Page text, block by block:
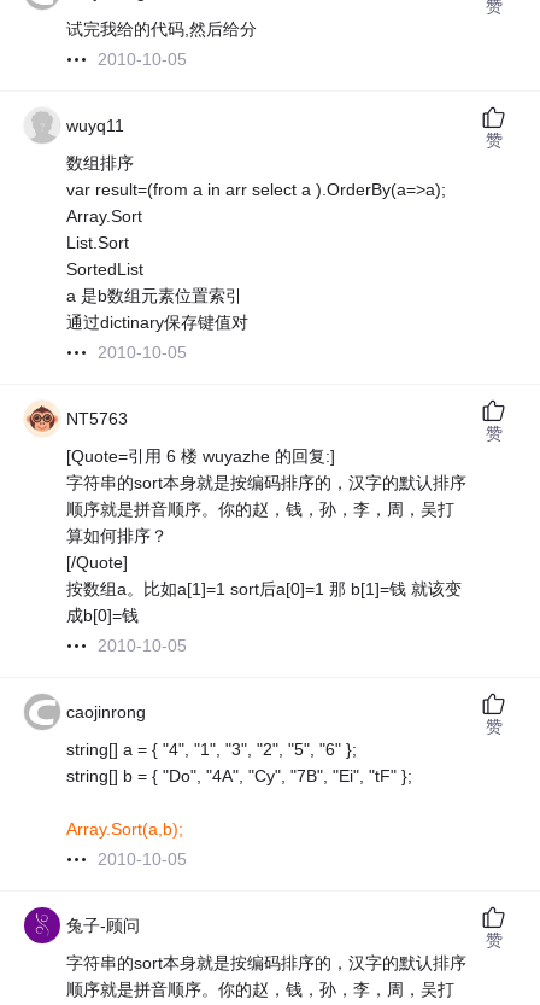
试完我给的代码,然后给分
2010-10-05
赞
wuyq11
数组排序
var result=(from a in arr select a ).OrderBy(a=>a);
Array.Sort
List.Sort
SortedList
a 是b数组元素位置索引
通过dictinary保存键值对
2010-10-05
赞
NT5763
[Quote=引用 6 楼 wuyazhe 的回复:]
字符串的sort本身就是按编码排序的，汉字的默认排序
顺序就是拼音顺序。你的赵，钱，孙，李，周，吴打
算如何排序？
[/Quote]
按数组a。比如a[1]=1 sort后a[0]=1 那 b[1]=钱 就该变
成b[0]=钱
2010-10-05
赞
caojinrong
string[] a = { "4", "1", "3", "2", "5", "6" };
string[] b = { "Do", "4A", "Cy", "7B", "Ei", "tF" };
Array.Sort(a,b);
2010-10-05
赞
兔子-顾问
字符串的sort本身就是按编码排序的，汉字的默认排序
顺序就是拼音顺序。你的赵，钱，孙，李，周，吴打
赞